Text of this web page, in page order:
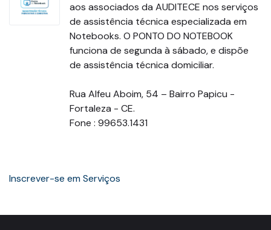
aos associados da AUDITECE nos serviços
de assistência técnica especializada em
Notebooks. O PONTO DO NOTEBOOK
funciona de segunda à sábado, e dispõe
de assistência técnica domiciliar.
Rua Alfeu Aboim, 54 – Bairro Papicu -
Fortaleza - CE.
Fone : 99653.1431
Inscrever-se em Serviços